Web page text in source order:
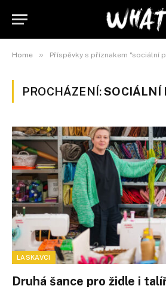
Home » Příspěvky s příznakem "sociální
PROCHÁZENÍ:SOCIÁLNÍ
LASKAVCI
Druhá šance pro židle i